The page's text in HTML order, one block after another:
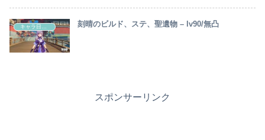
キャラ日記(原神) 刻晴のビルド、ステ、聖遺物 – lv90/無凸
スポンサーリンク